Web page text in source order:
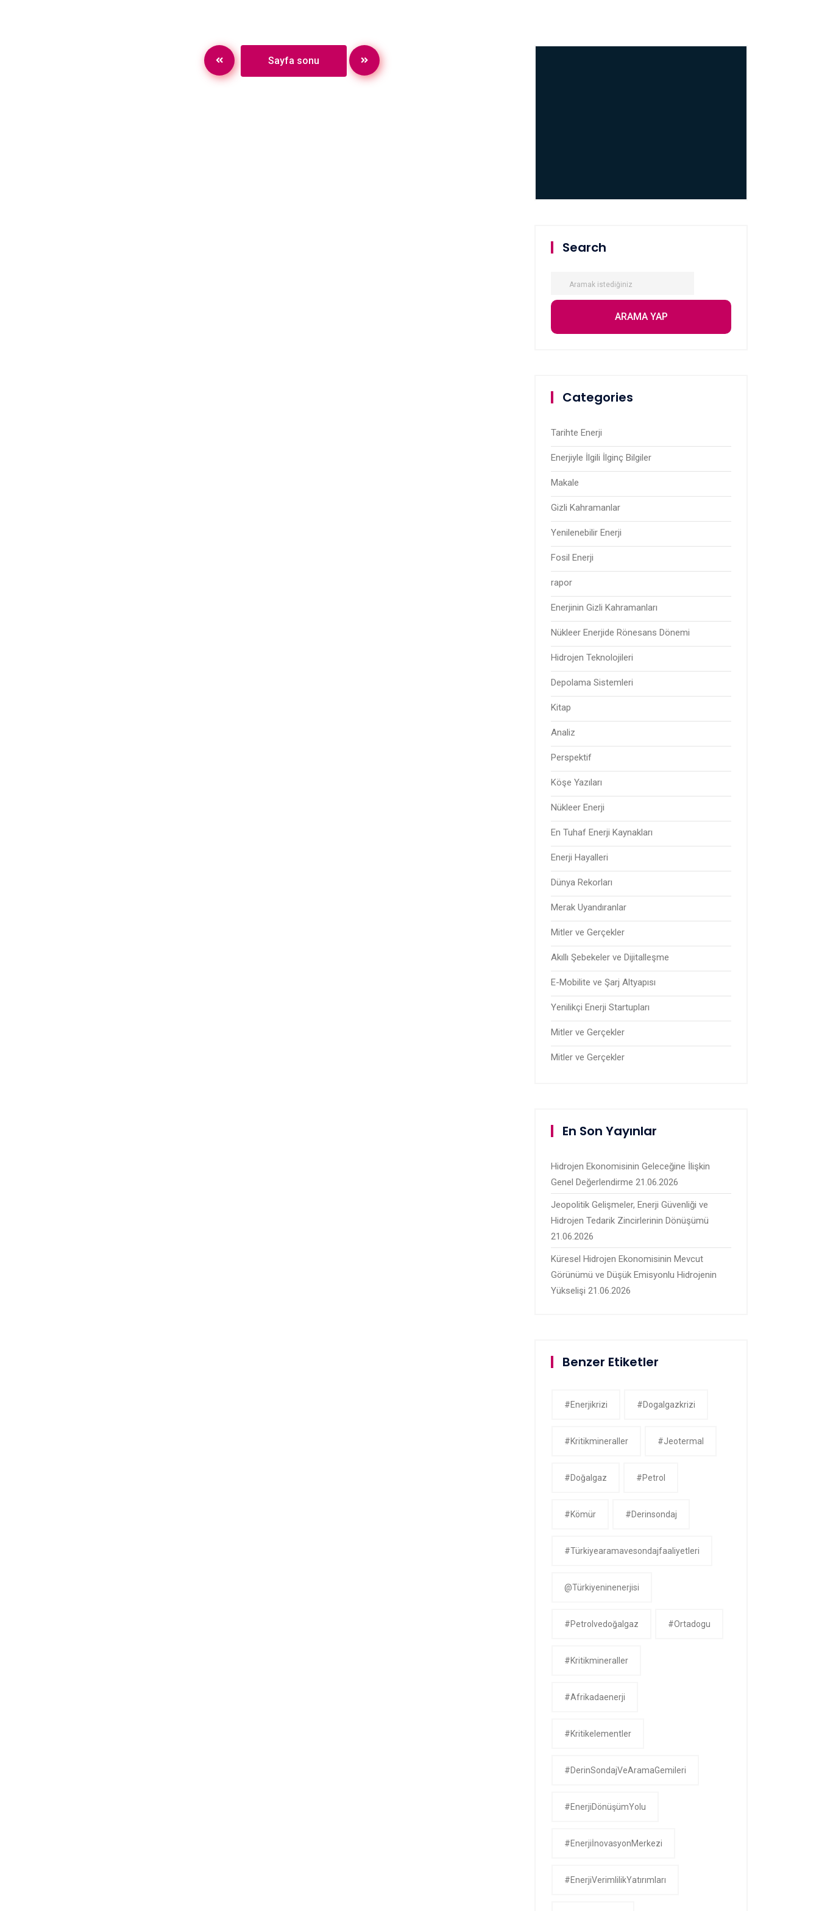
Sayfa sonu
Search
Categories
Tarihte Enerji
Enerjiyle İlgili İlginç Bilgiler
Makale
Gizli Kahramanlar
Yenilenebilir Enerji
Fosil Enerji
rapor
Enerjinin Gizli Kahramanları
Nükleer Enerjide Rönesans Dönemi
Hidrojen Teknolojileri
Depolama Sistemleri
Kitap
Analiz
Perspektif
Köşe Yazıları
Nükleer Enerji
En Tuhaf Enerji Kaynakları
Enerji Hayalleri
Dünya Rekorları
Merak Uyandıranlar
Mitler ve Gerçekler
Akıllı Şebekeler ve Dijitalleşme
E-Mobilite ve Şarj Altyapısı
Yenilikçi Enerji Startupları
Mitler ve Gerçekler
Mitler ve Gerçekler
En Son Yayınlar
Hidrojen Ekonomisinin Geleceğine İlişkin
Genel Değerlendirme 21.06.2026
Jeopolitik Gelişmeler, Enerji Güvenliği ve
Hidrojen Tedarik Zincirlerinin Dönüşümü
21.06.2026
Küresel Hidrojen Ekonomisinin Mevcut
Görünümü ve Düşük Emisyonlu Hidrojenin
Yükselişi 21.06.2026
Benzer Etiketler
#enerjikrizi #dogalgazkrizi
#kritikmineraller #jeotermal
#doğalgaz #petrol
#kömür #derinsondaj
#Türkiyearamavesondajfaaliyetleri
@Türkiyeninenerjisi
#petrolvedoğalgaz #ortadogu
#kritikmineraller
#afrikadaenerji
#kritikelementler
#DerinSondajVeAramaGemileri
#EnerjiDönüşümYolu
#EnerjiİnovasyonMerkezi
#EnerjiVerimlilikYatırımları